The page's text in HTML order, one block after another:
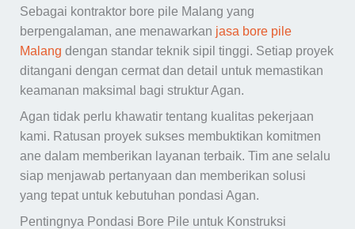
Sebagai kontraktor bore pile Malang yang
berpengalaman, ane menawarkan jasa bore pile
Malang dengan standar teknik sipil tinggi. Setiap proyek
ditangani dengan cermat dan detail untuk memastikan
keamanan maksimal bagi struktur Agan.
Agan tidak perlu khawatir tentang kualitas pekerjaan
kami. Ratusan proyek sukses membuktikan komitmen
ane dalam memberikan layanan terbaik. Tim ane selalu
siap menjawab pertanyaan dan memberikan solusi
yang tepat untuk kebutuhan pondasi Agan.
Pentingnya Pondasi Bore Pile untuk Konstruksi